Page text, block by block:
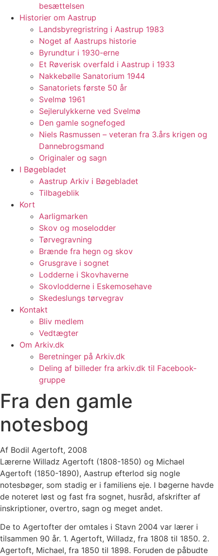
besættelsen
Historier om Aastrup
Landsbyregristring i Aastrup 1983
Noget af Aastrups historie
Byrundtur i 1930-erne
Et Røverisk overfald i Aastrup i 1933
Nakkebølle Sanatorium 1944
Sanatoriets første 50 år
Svelmø 1961
Sejlerulykkerne ved Svelmø
Den gamle sognefoged
Niels Rasmussen – veteran fra 3.års krigen og
Dannebrogsmand
Originaler og sagn
I Bøgebladet
Aastrup Arkiv i Bøgebladet
Tilbageblik
Kort
Aarligmarken
Skov og moselodder
Tørvegravning
Brænde fra hegn og skov
Grusgrave i sognet
Lodderne i Skovhaverne
Skovlodderne i Eskemosehave
Skedeslungs tørvegrav
Kontakt
Bliv medlem
Vedtægter
Om Arkiv.dk
Beretninger på Arkiv.dk
Deling af billeder fra arkiv.dk til Facebook-
gruppe
Fra den gamle
notesbog
Af Bodil Agertoft, 2008
Lærerne Willadz Agertoft (1808-1850) og Michael
Agertoft (1850-1890), Aastrup efterlod sig nogle
notesbøger, som stadig er i familiens eje. I bøgerne havde
de noteret løst og fast fra sognet, husråd, afskrifter af
inskriptioner, overtro, sagn og meget andet.
De to Agertofter der omtales i Stavn 2004 var lærer i
tilsammen 90 år. 1. Agertoft, Willadz, fra 1808 til 1850. 2.
Agertoft, Michael, fra 1850 til 1898. Foruden de påbudte